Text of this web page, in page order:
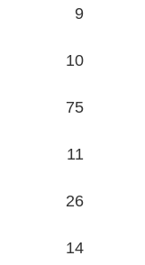
9
10
75
11
26
14